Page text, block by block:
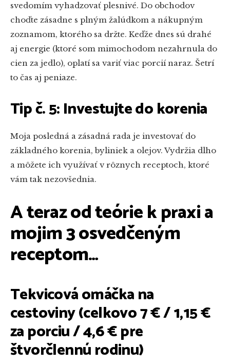
svedomím vyhadzovať plesnivé. Do obchodov
choďte zásadne s plným žalúdkom a nákupným
zoznamom, ktorého sa držte. Keďže dnes sú drahé
aj energie (ktoré som mimochodom nezahrnula do
cien za jedlo), oplatí sa variť viac porcií naraz. Šetrí
to čas aj peniaze.
Tip č. 5: Investujte do korenia
Moja posledná a zásadná rada je investovať do
základného korenia, byliniek a olejov. Vydržia dlho
a môžete ich využívať v rôznych receptoch, ktoré
vám tak nezovšednia.
A teraz od teórie k praxi a
mojim 3 osvedčeným
receptom…
Tekvicová omáčka na
cestoviny (celkovo 7 € / 1,15 €
za porciu / 4,6 € pre
štvorčlennú rodinu)